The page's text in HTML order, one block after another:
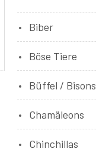
Biber
Böse Tiere
Büffel / Bisons
Chamäleons
Chinchillas